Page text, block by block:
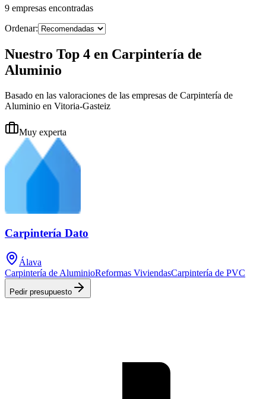
9 empresas encontradas
Ordenar:
Nuestro Top 4 en Carpintería de
Aluminio
Basado en las valoraciones de las empresas de Carpintería de
Aluminio en Vitoria-Gasteiz
Muy experta
Carpintería Dato
Álava
Carpintería de AluminioReformas ViviendasCarpintería de PVC
Pedir presupuesto